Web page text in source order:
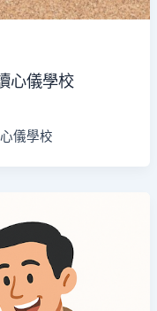
心儀學校
儀學校